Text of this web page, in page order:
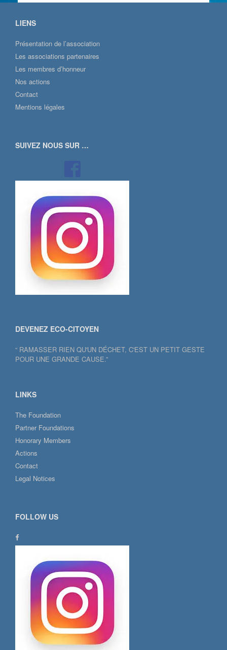
LIENS
Présentation de l’association
Les associations partenaires
Les membres d’honneur
Nos actions
Contact
Mentions légales
SUIVEZ NOUS SUR …
DEVENEZ ECO-CITOYEN
“ RAMASSER RIEN QU'UN DÉCHET, C'EST UN PETIT GESTE
POUR UNE GRANDE CAUSE.”
LINKS
The Foundation
Partner Foundations
Honorary Members
Actions
Contact
Legal Notices
FOLLOW US